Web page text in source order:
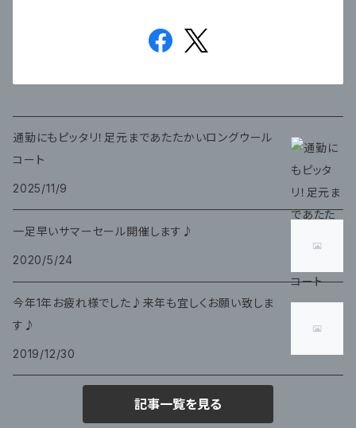
通勤にもピッタリ！足元まであたたかいロングウール
コート
2025/11/9
一足早いサマーセール開催します♪
2020/5/24
今年1年お疲れ様でした♪来年も宜しくお願い致しま
す♪
2019/12/30
記事一覧を見る